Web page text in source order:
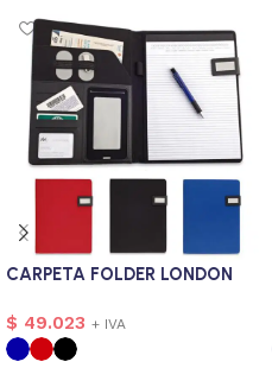
CARPETA FOLDER LONDON
$ 49.023 + IVA